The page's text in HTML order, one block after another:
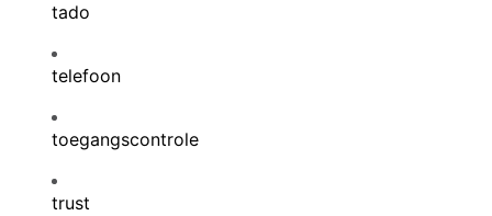
tado
telefoon
toegangscontrole
trust